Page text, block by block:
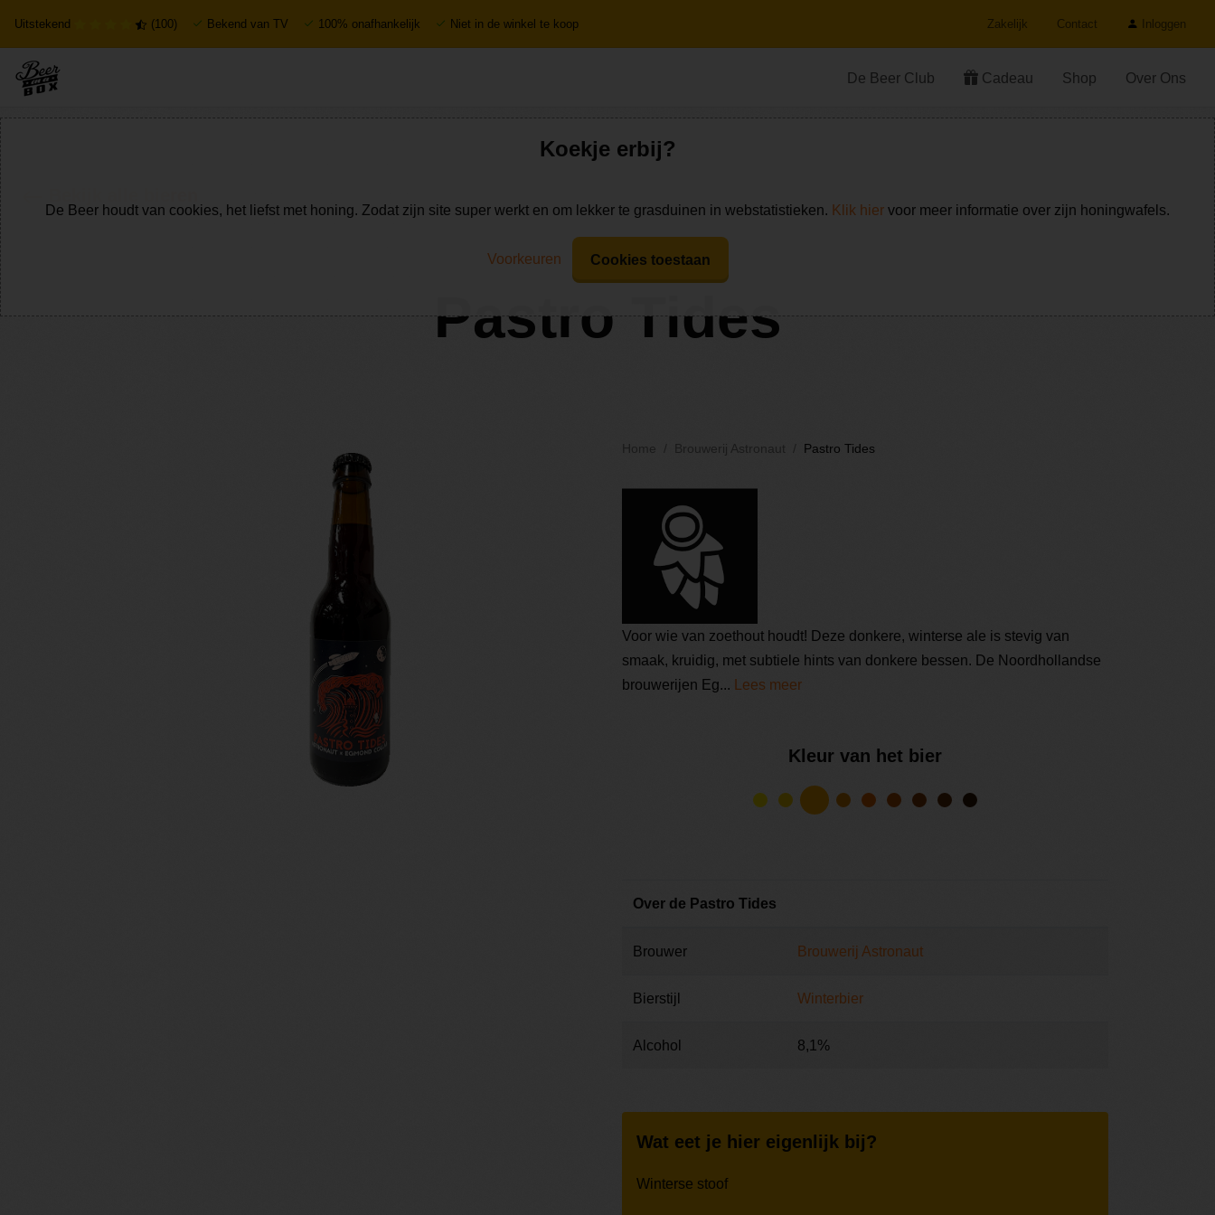
Uitstekend (100) Bekend van TV 100% onafhankelijk Niet in de winkel te koop Zakelijk Contact Inloggen
De Beer Club Cadeau Shop Over Ons
Pastro Tides
Home Brouwerij Astronaut Pastro Tides
Voor wie van zoethout houdt! Deze donkere, winterse ale is stevig van
smaak, kruidig, met subtiele hints van donkere bessen. De Noordhollandse
brouwerijen Eg... Lees meer
Kleur van het bier
Over de Pastro Tides
Brouwer Brouwerij Astronaut
Bierstijl Winterbier
Alcohol 8,1%
Wat eet je hier eigenlijk bij?
Winterse stoof
Koekje erbij?
De Beer houdt van cookies, het liefst met honing. Zodat zijn site super werkt en om lekker te grasduinen in webstatistieken. Klik hier voor meer informatie over zijn honingwafels.
Voorkeuren Cookies toestaan